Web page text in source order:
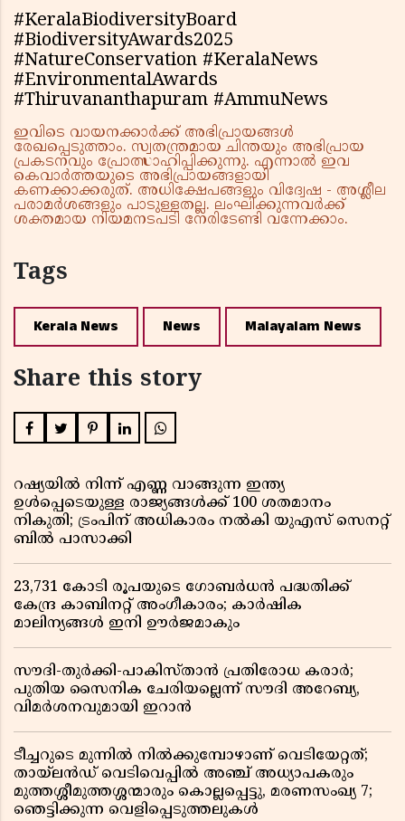
#KeralaBiodiversityBoard
#BiodiversityAwards2025
#NatureConservation #KeralaNews
#EnvironmentalAwards
#Thiruvananthapuram #AmmuNews
ഇവിടെ വായനക്കാർക്ക് അഭിപ്രായങ്ങൾ
രേഖപ്പെടുത്താം. സ്വതന്ത്രമായ ചിന്തയും അഭിപ്രായ
പ്രകടനവും പ്രോത്സാഹിപ്പിക്കുന്നു. എന്നാൽ ഇവ
കെവാർത്തയുടെ അഭിപ്രായങ്ങളായി
കണക്കാക്കരുത്. അധിക്ഷേപങ്ങളും വിദ്വേഷ - അശ്ലീല
പരാമർശങ്ങളും പാടുള്ളതല്ല. ലംഘിക്കുന്നവർക്ക്
ശക്തമായ നിയമനടപടി നേരിടേണ്ടി വന്നേക്കാം.
Tags
Kerala News News Malayalam News
Share this story
റഷ്യയിൽ നിന്ന് എണ്ണ വാങ്ങുന്ന ഇന്ത്യ
ഉൾപ്പെടെയുള്ള രാജ്യങ്ങൾക്ക് 100 ശതമാനം
നികുതി; ട്രംപിന് അധികാരം നൽകി യുഎസ് സെനറ്റ്
ബിൽ പാസാക്കി
23,731 കോടി രൂപയുടെ ഗോബർധൻ പദ്ധതിക്ക്
കേന്ദ്ര കാബിനറ്റ് അംഗീകാരം; കാർഷിക
മാലിന്യങ്ങൾ ഇനി ഊർജമാകും
സൗദി-തുർക്കി-പാകിസ്താൻ പ്രതിരോധ കരാർ;
പുതിയ സൈനിക ചേരിയല്ലെന്ന് സൗദി അറേബ്യ,
വിമർശനവുമായി ഇറാൻ
ടീച്ചറുടെ മുന്നിൽ നിൽക്കുമ്പോഴാണ് വെടിയേറ്റത്;
തായ്‌ലൻഡ് വെടിവെപ്പിൽ അഞ്ച് അധ്യാപകരും
മുത്തശ്ശീമുത്തശ്ശന്മാരും കൊല്ലപ്പെട്ടു, മരണസംഖ്യ 7;
ഞെട്ടിക്കുന്ന വെളിപ്പെടുത്തലുകൾ